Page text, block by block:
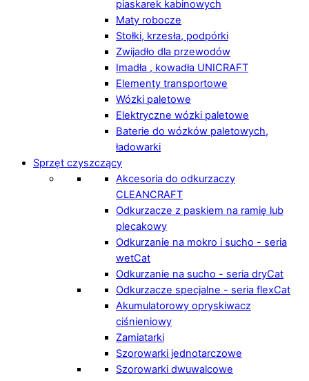
piaskarek kabinowych
Maty robocze
Stołki, krzesła, podpórki
Zwijadło dla przewodów
Imadła , kowadła UNICRAFT
Elementy transportowe
Wózki paletowe
Elektryczne wózki paletowe
Baterie do wózków paletowych,
ładowarki
Sprzęt czyszczący
Akcesoria do odkurzaczy
CLEANCRAFT
Odkurzacze z paskiem na ramię lub
plecakowy
Odkurzanie na mokro i sucho - seria
wetCat
Odkurzanie na sucho - seria dryCat
Odkurzacze specjalne - seria flexCat
Akumulatorowy opryskiwacz
ciśnieniowy
Zamiatarki
Szorowarki jednotarczowe
Szorowarki dwuwalcowe